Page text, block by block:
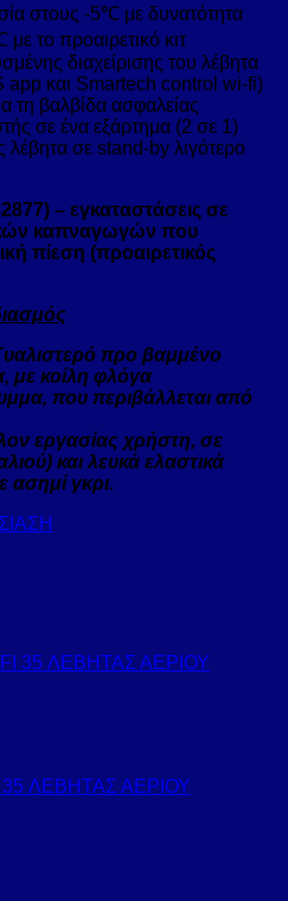
στους -5℃ με δυνατότητα
το προαιρετικό κιτ
διαχείρισης του λέβητα
app και Smartech control wi-fi)
τη βαλβίδα ασφαλείας
σε ένα εξάρτημα (2 σε 1)
σε stand-by λιγότερο
– εγκαταστάσεις σε
καπναγωγών που
πίεση (προαιρετικός
προ βαμμένο
με κοίλη φλόγα
που περιβάλλεται από
εργασίας χρήστη, σε
και λευκά ελαστικά
ασημί γκρι.
35 ΛΕΒΗΤΑΣ ΑΕΡΙΟΥ